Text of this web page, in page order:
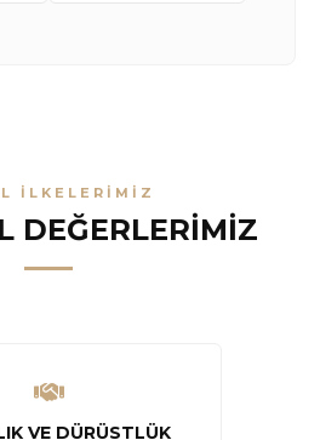
İLKELERİMİZ
DEĞERLERİMİZ
VE DÜRÜSTLÜK